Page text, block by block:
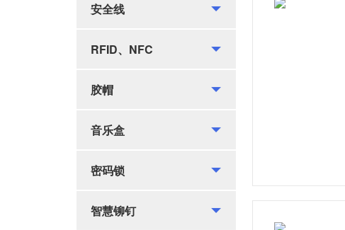
安全线
RFID、NFC
胶帽
音乐盒
密码锁
智慧铆钉